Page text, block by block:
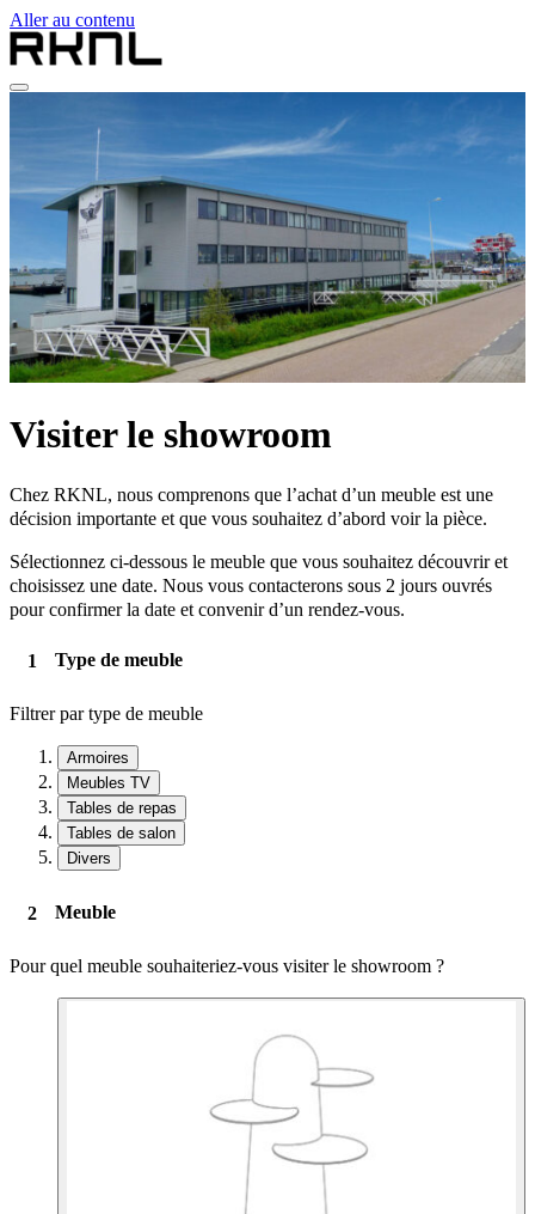
Aller au contenu
Collection
Qui sommes-nous
Contact
fr
nl
de
fr
en
Visiter le showroom
Chez RKNL, nous comprenons que l’achat d’un meuble est une
décision importante et que vous souhaitez d’abord voir la pièce.
Sélectionnez ci-dessous le meuble que vous souhaitez découvrir et
choisissez une date. Nous vous contacterons sous 2 jours ouvrés
pour confirmer la date et convenir d’un rendez-vous.
Type de meuble
Filtrer par type de meuble
Armoires
Meubles TV
Tables de repas
Tables de salon
Divers
Meuble
Pour quel meuble souhaiteriez-vous visiter le showroom ?